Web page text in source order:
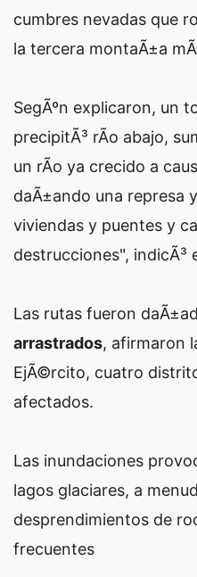
cumbres nevadas que
la tercera montaÃ±a
SegÃºn explicaron, un
precipitÃ³ rÃ­o abajo,
un rÃ­o ya crecido a
daÃ±ando una represa
viviendas y puentes y
destrucciones", indicÃ³
Las rutas fueron
arrastrados, afirmaron
EjÃ©rcito, cuatro
afectados.
Las inundaciones
lagos glaciares, a
desprendimientos de
frecuentes